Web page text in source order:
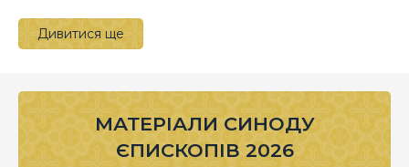
Дивитися ще
МАТЕРІАЛИ СИНОДУ
ЄПИСКОПІВ 2026